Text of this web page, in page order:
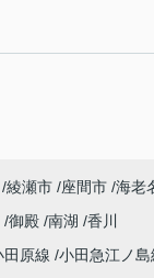
綾瀬市 座間市 海老
御殿 南湖 香川
田原線 小田急江ノ島